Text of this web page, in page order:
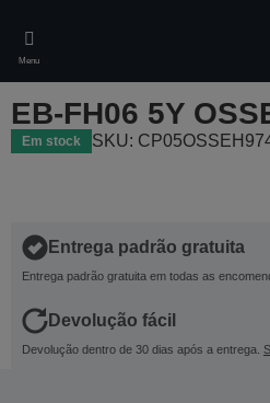
main
content
Menu
EB-FH06 5Y
Em stock SKU:
Entrega padrão gratuita
Entrega padrão gratuita em todas as
Devolução fácil
Devolução dentro de 30 dias após a entrega.